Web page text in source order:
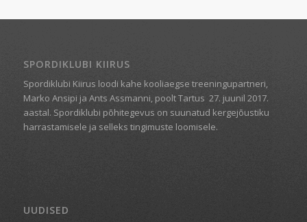
SPORDIKLUBI KIIRUS
Spordiklubi Kiirus loodi kahe kooliaegse treeningupartneri,
Marko Ansipi ja Ants Assmanni, poolt Tartus 27. juunil 2017.
aastal. Spordiklubi põhitegevus on suunatud kergejõustiku
harrastamisele ja selleks tingimuste loomisele.
UUDISED